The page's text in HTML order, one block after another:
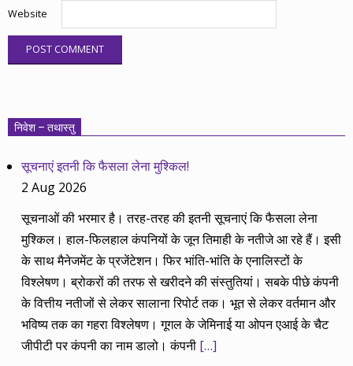
Website
निवेश – तथास्तु
सूचनाएं इतनी कि फैसला लेना मुश्किल!
2 Aug 2026
सूचनाओं की भरमार है। तरह-तरह की इतनी सूचनाएं कि फैसला लेना
मुश्किल। हाल-फिलहाल कंपनियों के जून तिमाही के नतीजे आ रहे हैं। इसी
के साथ मैनेजमेंट के प्रजेंटेशन। फिर भांति-भांति के एनालिस्टों के
विश्लेषण। ब्रोकरों की तरफ से खरीदने की संस्तुतियां। सबके पीछे कंपनी
के वित्तीय नतीजों से लेकर सालाना रिपोर्ट तक। भूत से लेकर वर्तमान और
भविष्य तक का गहरा विश्लेषण। गूगल के जेमिनाई या ओपन एआई के चैट
जीपीटी पर कंपनी का नाम डालो। कंपनी […]